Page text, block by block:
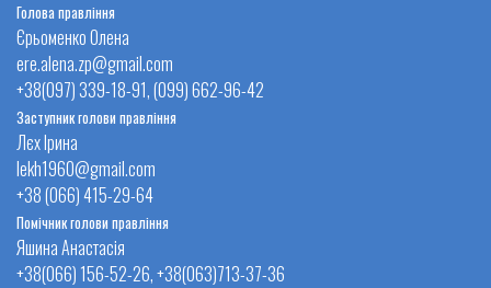
Голова правління
Єрьоменко Олена
ere.alena.zp@gmail.com
+38(097) 339-18-91, (099) 662-96-42
Заступник голови правління
Лєх Ірина
lekh1960@gmail.com
+38 (066) 415-29-64
Помічник голови правління
Яшина Анастасія
+38(066) 156-52-26, +38(063)713-37-36